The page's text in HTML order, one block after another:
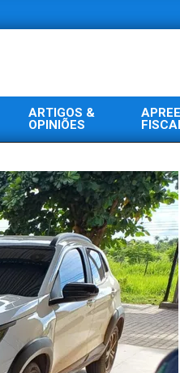
ARTIGOS &
OPINIÕES